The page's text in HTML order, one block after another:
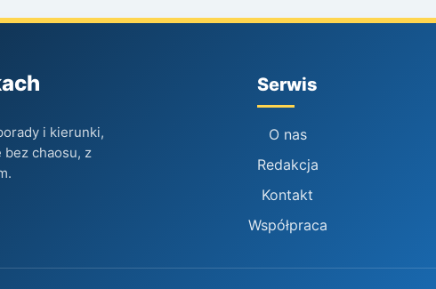
i kierunki,
chaosu, z
Serwis
O nas
Redakcja
Kontakt
Współpraca